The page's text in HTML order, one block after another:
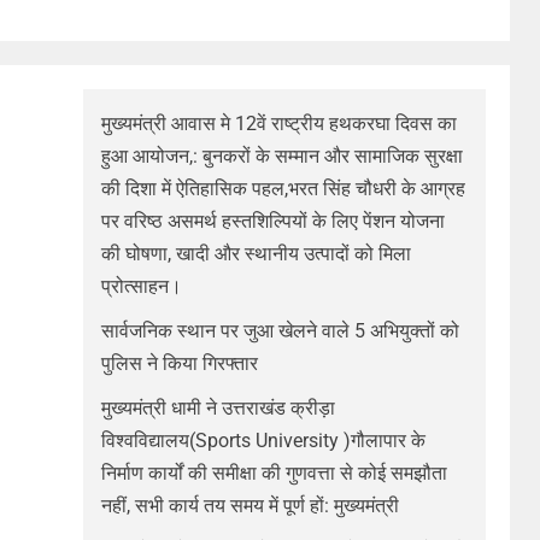
मुख्यमंत्री आवास मे 12वें राष्ट्रीय हथकरघा दिवस का
हुआ आयोजन,: बुनकरों के सम्मान और सामाजिक सुरक्षा
की दिशा में ऐतिहासिक पहल,भरत सिंह चौधरी के आग्रह
पर वरिष्ठ असमर्थ हस्तशिल्पियों के लिए पेंशन योजना
की घोषणा, खादी और स्थानीय उत्पादों को मिला
प्रोत्साहन।
सार्वजनिक स्थान पर जुआ खेलने वाले 5 अभियुक्तों को
पुलिस ने किया गिरफ्तार
मुख्यमंत्री धामी ने उत्तराखंड क्रीड़ा
विश्वविद्यालय(Sports University )गौलापार के
निर्माण कार्यों की समीक्षा की गुणवत्ता से कोई समझौता
नहीं, सभी कार्य तय समय में पूर्ण हों: मुख्यमंत्री